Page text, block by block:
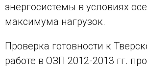
энергосистемы в условиях
максимума нагрузок.
Проверка готовности к
работе в ОЗП 2012-2013 гг.